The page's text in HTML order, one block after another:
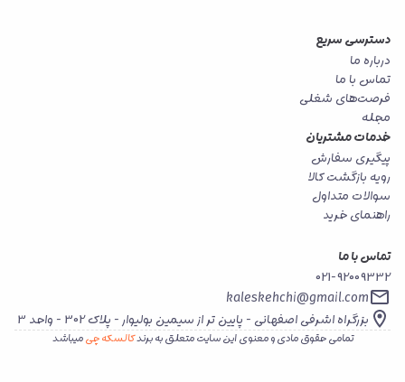
دسترسی سریع
درباره ما
تماس با ما
فرصت‌های شغلی
مجله
خدمات مشتریان
پیگیری سفارش
رویه بازگشت کالا
سوالات متداول
راهنمای خرید
تماس با ما
021-92009332
kaleskehchi@gmail.com
بزرگراه اشرفی اصفهانی - پایین تر از سیمین بولیوار - پلاک 302 - واحد 3
تمامی حقوق مادی و معنوی این سایت متعلق به برندکالسکه چیمیباشد